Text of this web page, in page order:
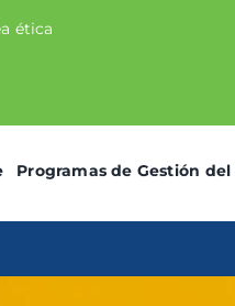
ética
Programas de Gestión del